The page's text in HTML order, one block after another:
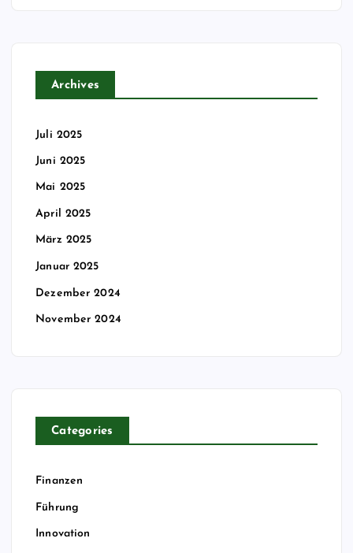
Archives
Juli 2025
Juni 2025
Mai 2025
April 2025
März 2025
Januar 2025
Dezember 2024
November 2024
Categories
Finanzen
Führung
Innovation